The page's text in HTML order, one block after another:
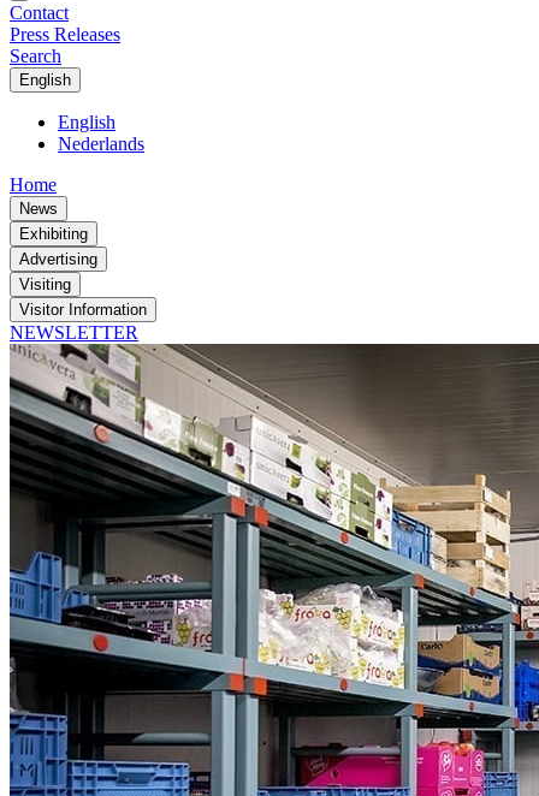
Contact
Press Releases
Search
English
English
Nederlands
Home
News
Exhibiting
Advertising
Visiting
Visitor Information
NEWSLETTER